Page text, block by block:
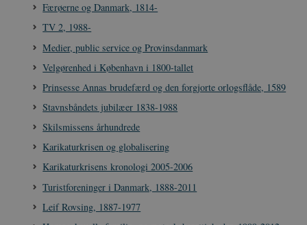
Færøerne og Danmark, 1814-
TV 2, 1988-
Medier, public service og Provinsdanmark
Velgørenhed i København i 1800-tallet
Prinsesse Annas brudefærd og den forgjorte orlogsflåde, 1589
Stavnsbåndets jubilæer 1838-1988
Skilsmissens århundrede
Karikaturkrisen og globalisering
Karikaturkrisens kronologi 2005-2006
Turistforeninger i Danmark, 1888-2011
Leif Rovsing, 1887-1977